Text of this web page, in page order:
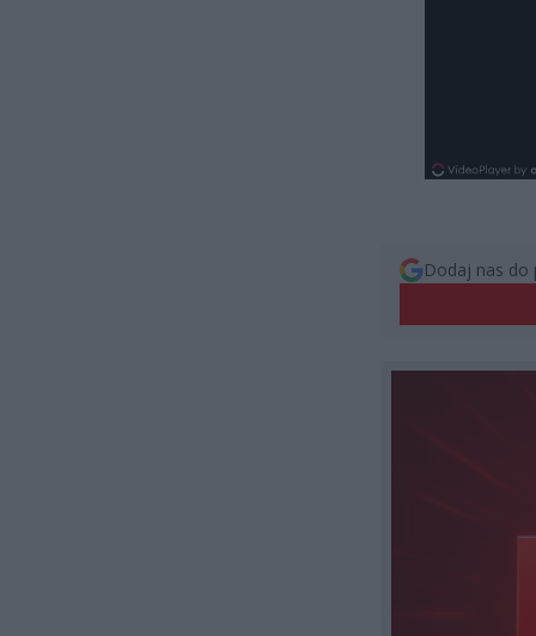
Dodaj nas do